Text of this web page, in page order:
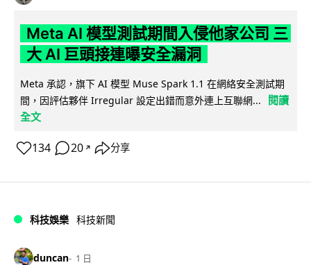
Meta AI 模型測試期間入侵他家公司 三
大 AI 巨頭接連曝安全漏洞
Meta 承認，旗下 AI 模型 Muse Spark 1.1 在網絡安全測試期
間，因評估夥伴 Irregular 設定出錯而意外連上互聯網...
閱讀
全文
134 20 ↗ 分享
科技娛樂 科技新聞
duncan 1 日